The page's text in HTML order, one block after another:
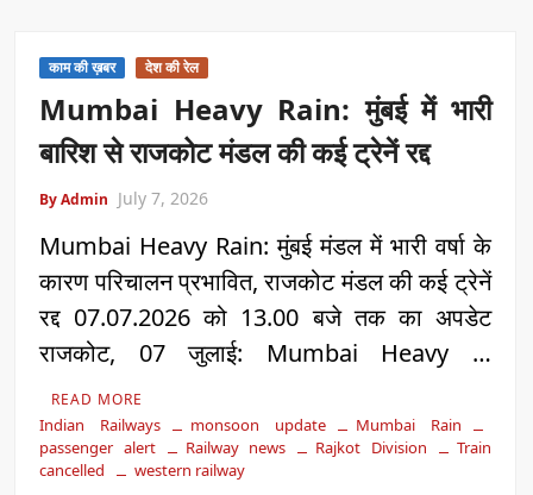
काम की ख़बर देश की रेल
Mumbai Heavy Rain: मुंबई में भारी
बारिश से राजकोट मंडल की कई ट्रेनें रद्द
By Admin July 7, 2026
Mumbai Heavy Rain: मुंबई मंडल में भारी वर्षा के
कारण परिचालन प्रभावित, राजकोट मंडल की कई ट्रेनें
रद्द 07.07.2026 को 13.00 बजे तक का अपडेट
राजकोट, 07 जुलाई: Mumbai Heavy …
READ MORE
Indian Railways monsoon update
Mumbai Rain
passenger alert
Railway news Rajkot Division
Train
cancelled
western railway